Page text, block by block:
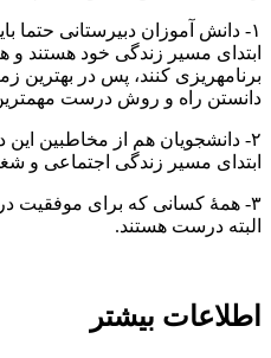
۱- دانش آموزان دبیرستانی حتما
ابتدای مسیر زندگی خود هستند و
دانستن راه و روش درست مهم‎ترین پیش‎نیاز است.
۲- دانشجویان هم از مخاطبین این
ابتدای مسیر زندگی اجتماعی و
۳- همۀ کسانی که برای موفقیت
البته درست هستند.
اطلاعات بیشتر